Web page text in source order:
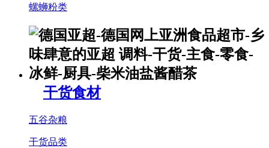
螺蛳粉类
干货食材
五谷杂粮
干货品类